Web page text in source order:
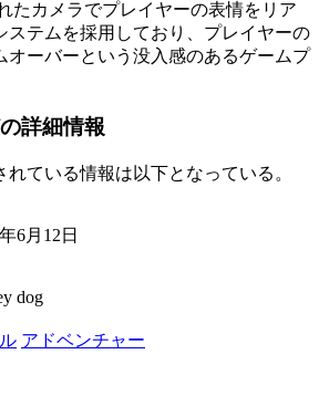
たカメラでプレイヤーの表情をリア
ステムを採用しており、プレイヤーの
オーバーという 没入感のあるゲームプ
詳細情報
れている情報は以下となっている。
6月12日
dog
アドベンチャー